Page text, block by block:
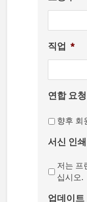
직업 *
연합 요청
향후 회
서신 인
저는 프
십시오.
업데이트